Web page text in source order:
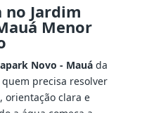
Jardim
Menor
Novo - Mauáda
precisa resolver
orientação clara e